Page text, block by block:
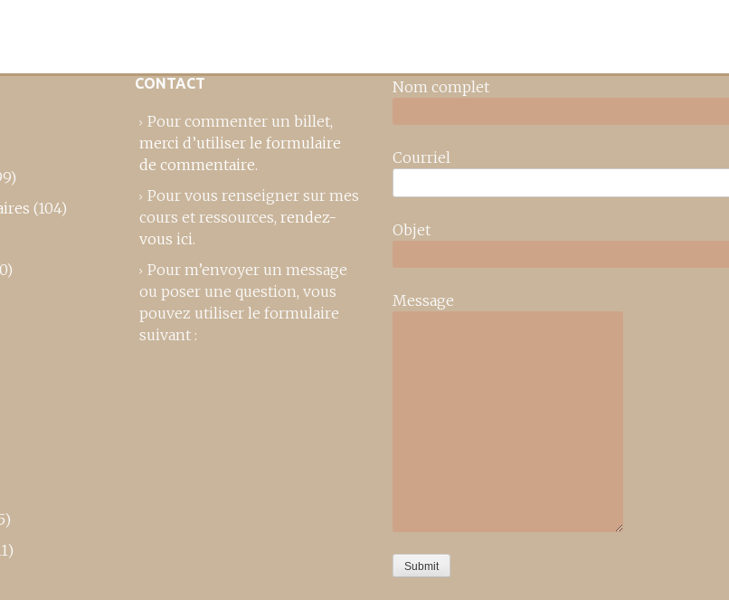
(104)
CONTACT
Pour commenter un billet,
merci d’utiliser le formulaire
de commentaire.
Pour vous renseigner sur mes
cours et ressources, rendez-
vous ici.
Pour m’envoyer un message
ou poser une question, vous
pouvez utiliser le formulaire
suivant :
Nom complet
Courriel
Objet
Message